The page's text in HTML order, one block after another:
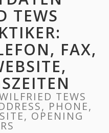
TEWS
FAX,
TEWS
PHONE,
OPENING